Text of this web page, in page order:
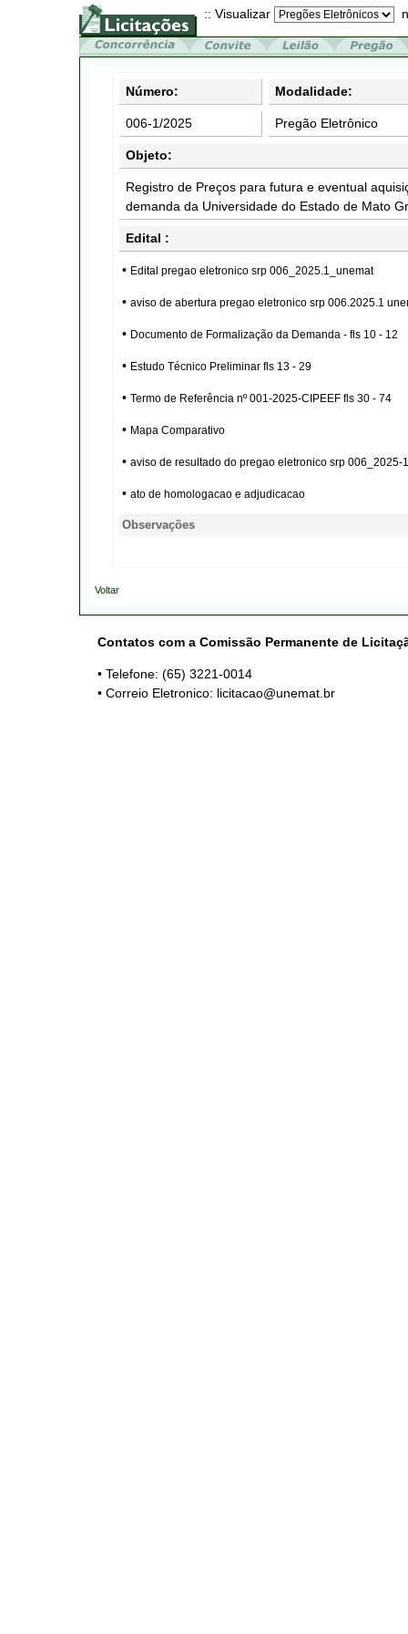
:: Visualizar
Número: Modalidade:
006-1/2025 Pregão Eletrônico
Objeto:
Registro de Preços para futura e eventual
demanda da Universidade do Estado de Mato
Edital :
• Edital pregao eletronico srp 006_2025.1_unemat
• aviso de abertura pregao eletronico srp 006.2025.1
• Documento de Formalização da Demanda - fls 10 - 12
• Estudo Técnico Preliminar fls 13 - 29
• Termo de Referência nº 001-2025-CIPEEF fls 30 - 74
• Mapa Comparativo
• aviso de resultado do pregao eletronico srp 006_2025-
• ato de homologacao e adjudicacao
Observações
Voltar
Contatos com a Comissão Permanente de
• Telefone: (65) 3221-0014
• Correio Eletronico: licitacao@unemat.br